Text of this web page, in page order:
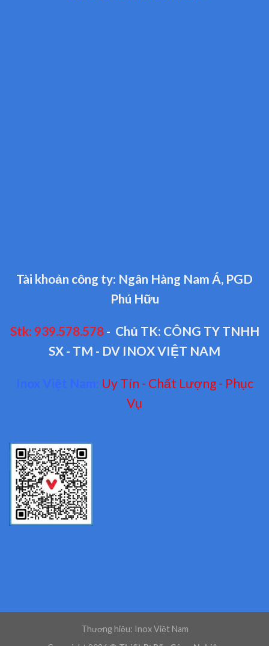
Tài khoản công ty: Ngân Hàng Nam Á, PGD
Phú Hữu
Stk: 939.578.578- Chủ TK: CÔNG TY TNHH
SX - TM - DV INOX VIỆT NAM
Inox Việt Nam: Uy Tín - Chất Lượng - Phục
Vụ
Thương hiệu: Inox Việt Nam